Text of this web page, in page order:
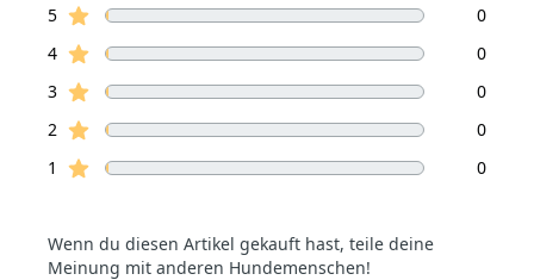
Bewertungen
5Sterne Bewertungen
0
4Sterne Bewertungen
0
3Sterne Bewertungen
0
2 Sterne Bewertungen
0
1
Sterne Bewertungen 0
Wenn du diesen Artikel gekauft hast, teile deine
Meinung mit anderen Hundemenschen!